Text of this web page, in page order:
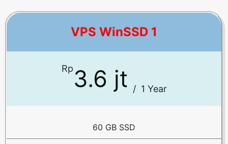
VPS WinSSD 1
Rp3.6 jt / 1 Year
60 GB SSD